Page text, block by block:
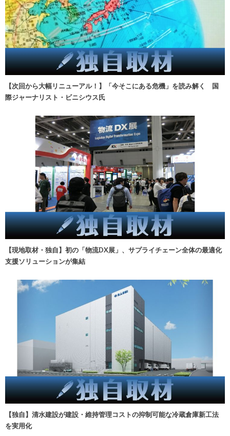
【次回から大幅リニューアル！】「今そこにある危機」を読み解く 国
際ジャーナリスト・ビニシウス氏
【現地取材・独自】初の「物流DX展」、サプライチェーン全体の最適化
支援ソリューションが集結
【独自】清水建設が建設・維持管理コストの抑制可能な冷蔵倉庫新工法
を実用化